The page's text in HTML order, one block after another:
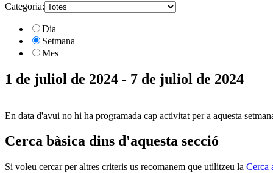
Categoria:
Dia
Setmana
Mes
1 de juliol de 2024 - 7 de juliol de 2024
En data d'avui no hi ha programada cap activitat per a aquesta
Cerca bàsica dins d'aquesta secció
Si voleu cercar per altres criteris us recomanem que utilitzeu la Cerca